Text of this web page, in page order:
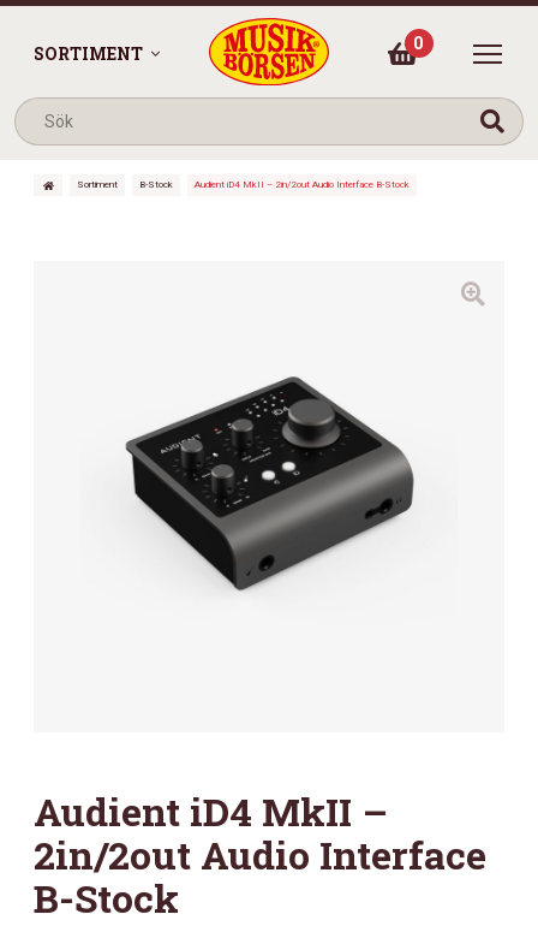
SORTIMENT 0
Sortiment B-Stock Audient iD4 MkII – 2in/2out Audio Interface B-Stock
Audient iD4 MkII –
2in/2out Audio Interface
B-Stock